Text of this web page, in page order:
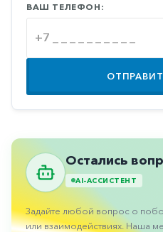
Остеопороз
Офтальмология
Противоаллергические
Противогрибковые
Противоопухолевые
Противоподагрические
ВАШ ТЕЛЕФОН:
Остались
AI-АССИСТЕНТ
Задайте любой вопрос о
или взаимодействиях. Наша